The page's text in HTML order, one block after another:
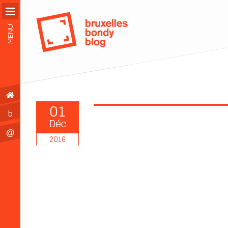
MENU
b
@
01
Déc
2016